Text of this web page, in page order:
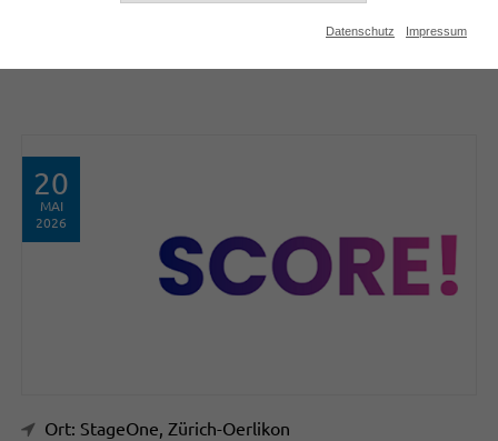
Sie zu beraten. Hier können Sie die
Katalogspezialisten der ITB in diesem Jahr treffen:
20
MAI
2026
Ort: StageOne, Zürich-Oerlikon
Datenschutz Impressum